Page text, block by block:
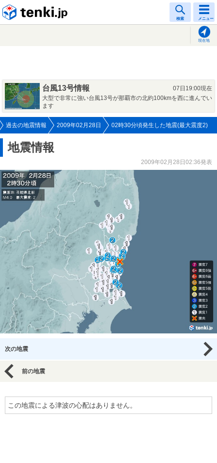
検索 メニュー
現在地
台風13号情報
07日19:00現在
大型で非常に強い台風13号が那覇市の北約100kmを西に進んでい
ます
過去の地震情報 2009年02月28日 02時30分頃発生した地震(最大震度2)
地震情報
2009年02月28日02:36発表
次の地震
前の地震
この地震による津波の心配はありません。